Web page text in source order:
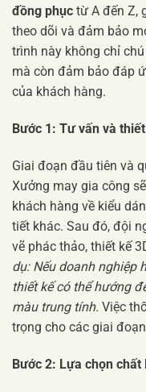
đồng phục từ A đến Z,
theo dõi và đảm bảo
trình này không chỉ
mà còn đảm bảo đáp
của khách hàng.
Bước 1: Tư vấn và
Giai đoạn đầu tiên và
Xưởng may gia công
khách hàng về kiểu
tiết khác. Sau đó, đội
vẽ phác thảo, thiết kế
dụ: Nếu doanh nghiệp
thiết kế có thể hướng
màu trung tính. Việc
trọng cho các giai
Bước 2: Lựa chọn chất